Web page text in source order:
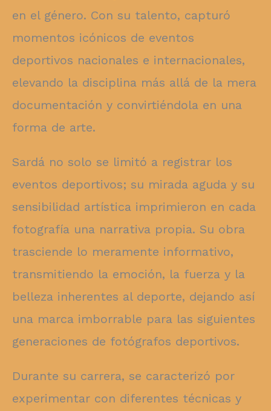
en el género. Con su talento, capturó
momentos icónicos de eventos
deportivos nacionales e internacionales,
elevando la disciplina más allá de la mera
documentación y convirtiéndola en una
forma de arte.
Sardá no solo se limitó a registrar los
eventos deportivos; su mirada aguda y su
sensibilidad artística imprimieron en cada
fotografía una narrativa propia. Su obra
trasciende lo meramente informativo,
transmitiendo la emoción, la fuerza y la
belleza inherentes al deporte, dejando así
una marca imborrable para las siguientes
generaciones de fotógrafos deportivos.
Durante su carrera, se caracterizó por
experimentar con diferentes técnicas y